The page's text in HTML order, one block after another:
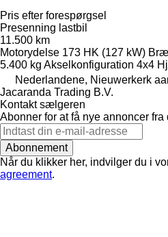
Pris efter forespørgsel
Presenning lastbil
11.500 km
Motorydelse 173 HK (127 kW)
5.400 kg Akselkonfiguration 4x4
Nederlandene, Nieuwerkerk
Jacaranda Trading B.V.
Kontakt sælgeren
Abonner for at få nye annoncer fra
Abonnement
Når du klikker her, indvilger du i
agreement.